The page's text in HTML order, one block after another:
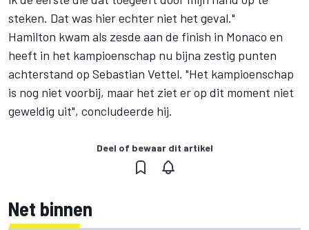
steken. Dat was hier echter niet het geval."
Hamilton kwam als zesde aan de finish in Monaco en
heeft in het kampioenschap nu bijna zestig punten
achterstand op Sebastian Vettel. "Het kampioenschap
is nog niet voorbij, maar het ziet er op dit moment niet
geweldig uit", concludeerde hij.
Deel of bewaar dit artikel
Net binnen